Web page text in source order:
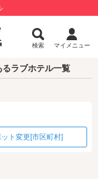
検索 マイメニュー
ラブホテル一覧
ット変更[市区町村]